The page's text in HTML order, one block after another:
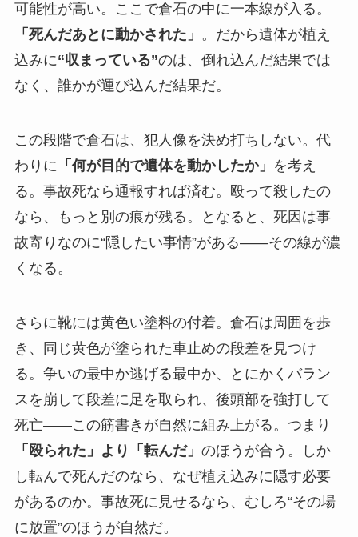
可能性が高い。ここで倉石の中に一本線が入る。
「死んだあとに動かされた」 。だから遺体が植え
込みに“収まっている”のは、倒れ込んだ結果では
なく、誰かが運び込んだ結果だ。
この段階で倉石は、犯人像を決め打ちしない。代
わりに 「何が目的で遺体を動かしたか」 を考え
る。事故死なら通報すれば済む。殴って殺したの
なら、もっと別の痕が残る。となると、死因は事
故寄りなのに“隠したい事情”がある――その線が濃
くなる。
さらに靴には黄色い塗料の付着。倉石は周囲を歩
き、同じ黄色が塗られた車止めの段差を見つけ
る。争いの最中か逃げる最中か、とにかくバラン
スを崩して段差に足を取られ、後頭部を強打して
死亡――この筋書きが自然に組み上がる。つまり
「殴られた」より「転んだ」 のほうが合う。しか
し転んで死んだのなら、なぜ植え込みに隠す必要
があるのか。事故死に見せるなら、むしろ“その場
に放置”のほうが自然だ。